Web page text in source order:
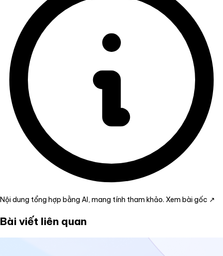
Nội dung tổng hợp bằng AI, mang tính tham khảo. Xem bài gốc ↗
Bài viết liên quan